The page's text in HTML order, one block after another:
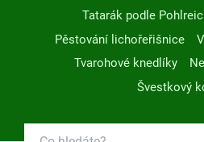
Tatarák podle
Pěstování lichořeřišnice
Tvarohové knedlíky
Švestkový